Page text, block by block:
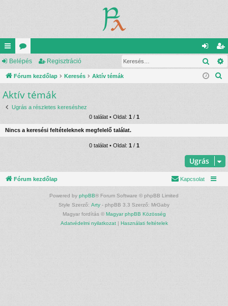
yo
rs
lin
ke
k
ór
u
m
ok
el
ép
eg
is
ió
Belépés Regisztráció
Fórum kezdőlap Keresés Aktív témák
Aktív témák
Ugrás a részletes kereséshez
0 találat • Oldal: 1 / 1
Nincs a keresési feltételeknek megfelelő találat.
0 találat • Oldal: 1 / 1
Ugrás
Fórum kezdőlap Kapcsolat
Powered by phpBB® Forum Software © phpBB Limited
Style Szerző: Arty - phpBB 3.3 Szerző: MrGaby
Magyar fordítás © Magyar phpBB Közösség
Adatvédelmi nyilatkozat| Használati feltételek